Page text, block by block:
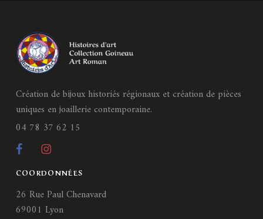
Création de bijoux historiés régionaux et création de pièces
uniques en joaillerie contemporaine.
04 78 37 62 15
COORDONNÉES
26 Rue Paul Chenavard
69001 Lyon